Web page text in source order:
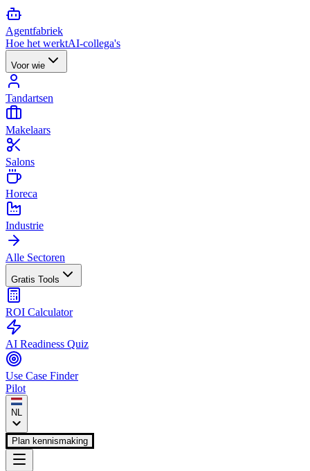
Agentfabriek
Hoe het werktAI-collega's
Voor wie
Tandartsen
Makelaars
Salons
Horeca
Industrie
Alle Sectoren
Gratis Tools
ROI Calculator
AI Readiness Quiz
Use Case Finder
Pilot
NL
Plan kennismaking